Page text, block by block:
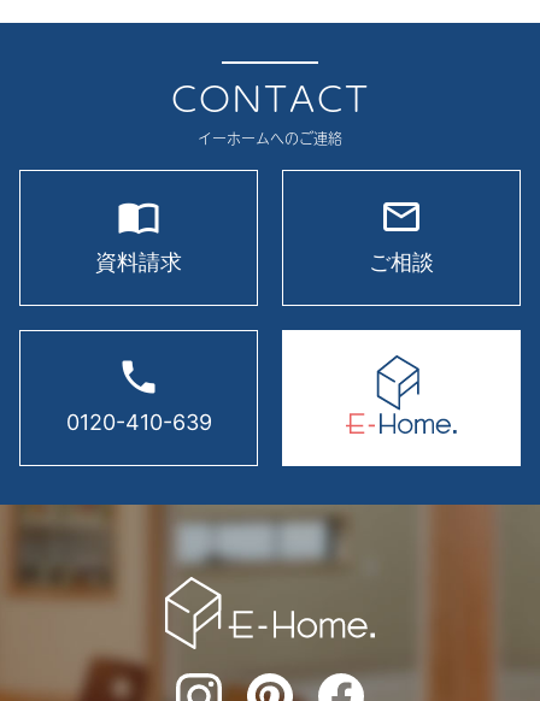
CONTACT
イーホームへのご連絡
import_contacts
資料請求
mail_outline
ご相談
phone
0120-410-639